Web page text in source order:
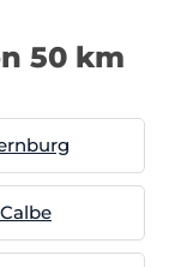
50 km
Calbe